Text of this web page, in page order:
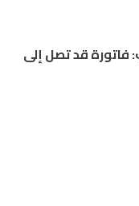
2027 بالمغرب: فاتورة قد تصل إلى